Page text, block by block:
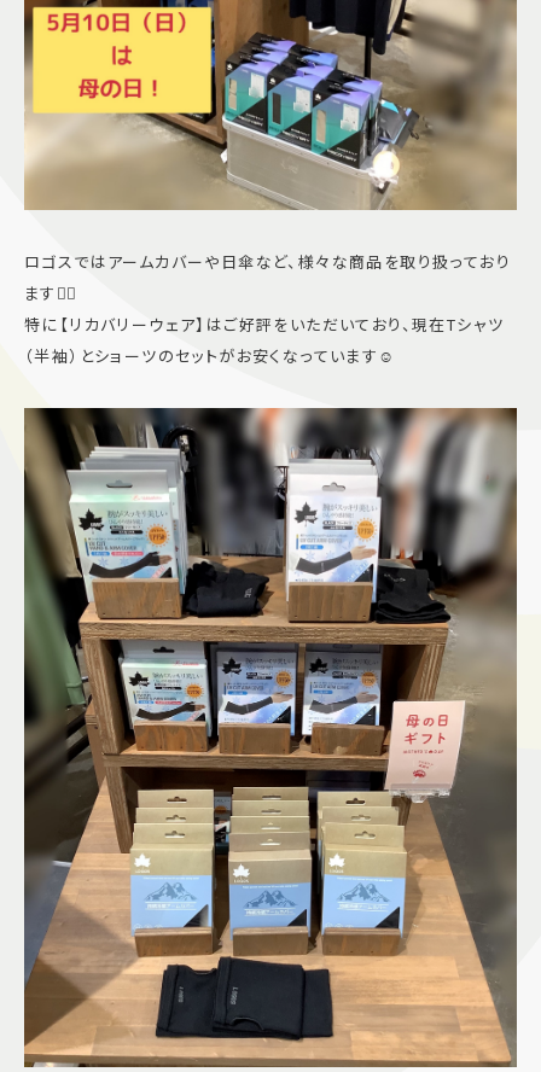
ロゴスではアームカバーや日傘など、様々な商品を取り扱っており
ます👍🏻
特に【リカバリーウェア】はご好評をいただいており、現在Tシャツ
（半袖）とショーツのセットがお安くなっています☺️